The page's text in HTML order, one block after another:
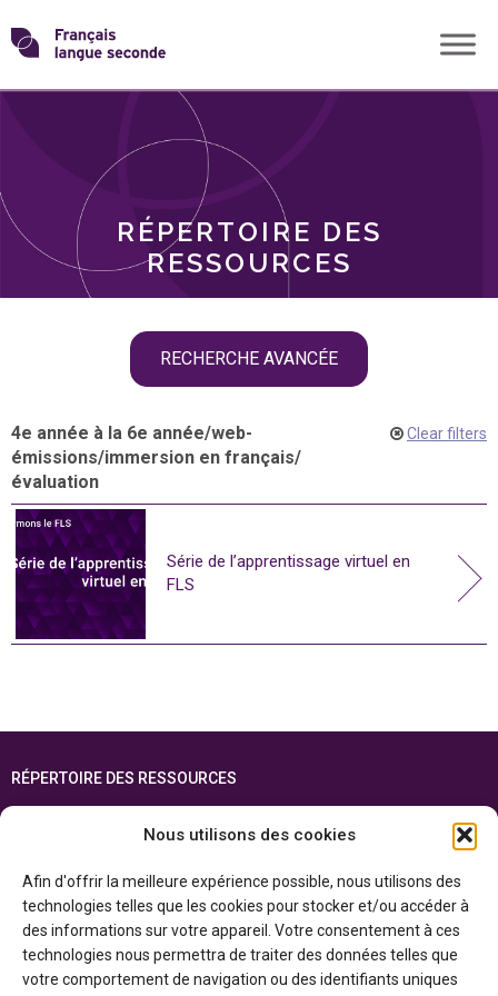
Nous utilisons des cookies
Afin d'offrir la meilleure expérience possible, nous utilisons des
technologies telles que les cookies pour stocker et/ou accéder à
des informations sur votre appareil. Votre consentement à ces
technologies nous permettra de traiter des données telles que
votre comportement de navigation ou des identifiants uniques
Skip
toTransformons
langue
RÉPERTOIRE DES
RESSOURCES
RECHERCHE AVANCÉE
THÈMES
4e année à la 6e année/web-
émissions/immersion en français/
évaluation
Clear filters
Série de l’apprentissage virtuel en
FLS
RÉPERTOIRE DES RESSOURCES
ENGLISH
Cette ressource est réalisée grâce au soutien financier du gouvernement de
l’Ontario et du gouvernement duCanada par l’entremise du ministère du
Patrimoine canadien